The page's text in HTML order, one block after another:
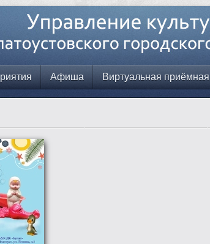
Афиша Виртуальная приёмная